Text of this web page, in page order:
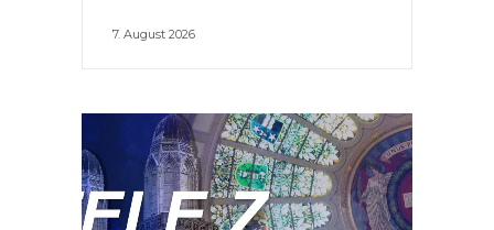
7. August 2026